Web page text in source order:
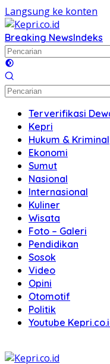
Langsung ke konten
Breaking NewsIndeks
Terverifikasi
Kepri
Hukum & Kriminal
Ekonomi
Sumut
Nasional
Internasional
Kuliner
Wisata
Foto – Galeri
Pendidikan
Sosok
Video
Opini
Otomotif
Politik
Youtube